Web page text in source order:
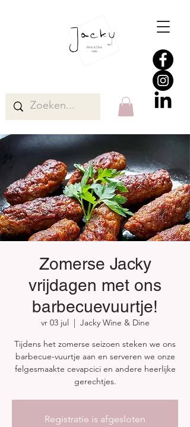
Zomerse Jacky
vrijdagen met ons
barbecuevuurtje!
vr 03 jul
Jacky Wine & Dine
Tijdens het zomerse seizoen steken we ons
barbecue-vuurtje aan en serveren we onze
felgesmaakte cevapcici en andere heerlijke
gerechtjes.
Registratie is afgesloten